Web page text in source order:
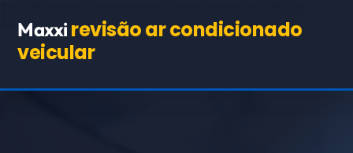
TROCANDO APENAS OS TEXTOS E URLs INDICADOS)
Maxxi revisão ar condicionado
veicular